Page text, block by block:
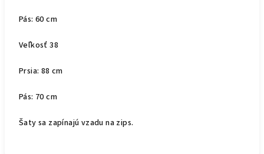
Pás: 60 cm
Veľkosť 38
Prsia: 88 cm
Pás: 70 cm
Šaty sa zapínajú vzadu na zips.